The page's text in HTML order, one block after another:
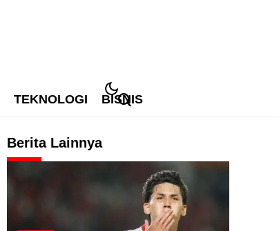
TEKNOLOGI BISNIS
Berita Lainnya